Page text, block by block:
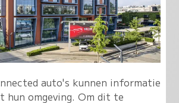
auto's kunnen informatie
hun omgeving. Om dit te